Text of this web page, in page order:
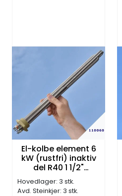
El-kolbe element 6
kW (rustfri) inaktiv
del R40 1 1/2"
L460mm 230V
Hovedlager: 3 stk.
Avd. Steinkjer: 3 stk.